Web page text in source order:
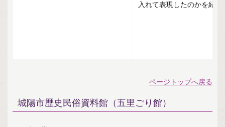
入れて表現したのかを紹介
ページトップへ戻る
城陽市歴史民俗資料館（五里ごり館）